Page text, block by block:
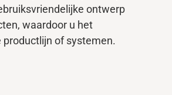
ontwerp
waardoor u het
of systemen.